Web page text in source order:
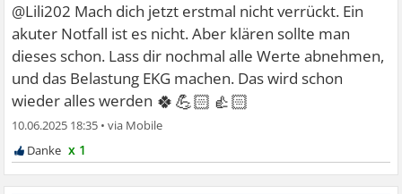
@Lili202 Mach dich jetzt erstmal nicht verrückt. Ein
akuter Notfall ist es nicht. Aber klären sollte man
dieses schon. Lass dir nochmal alle Werte abnehmen,
und das Belastung EKG machen. Das wird schon
wieder alles werden 🍀💪🏻👍🏻
10.06.2025 18:35 •
x 1